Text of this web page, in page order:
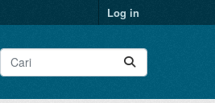
Log in